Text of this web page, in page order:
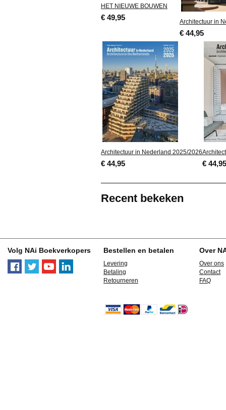
HET NIEUWE BOUWEN
€ 49,95 Architectuur in
€ 44,95
Architectuur in Nederland 2025/2026
€ 44,95 € 44,95
Recent bekeken
Volg NAi Boekverkopers Bestellen en betalen
Levering
Betaling
Retourneren
Over
Over ons
Contact
FAQ